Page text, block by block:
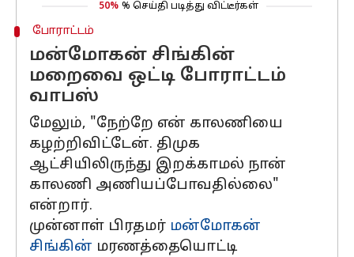
50% % செய்தி படித்து விட்டீர்கள்
போராட்டம்
மன்மோகன் சிங்கின்
மறைவை ஒட்டி போராட்டம்
வாபஸ்
மேலும், "நேற்றே என் காலணியை
கழற்றிவிட்டேன். திமுக
ஆட்சியிலிருந்து இறக்காமல் நான்
காலணி அணியப்போவதில்லை"
என்றார்.
முன்னாள் பிரதமர் மன்மோகன்
சிங்கின் மரணத்தையொட்டி